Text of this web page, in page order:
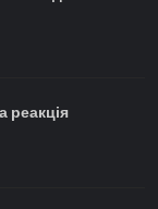
реакція